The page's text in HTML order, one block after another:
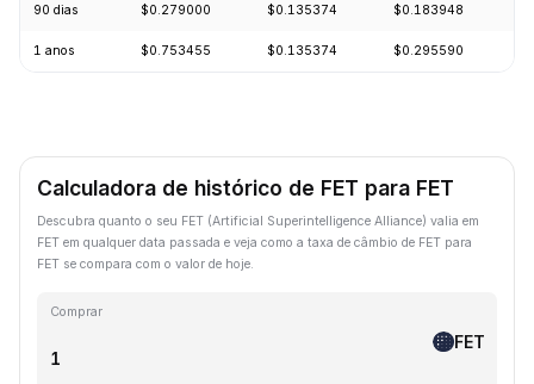
90 dias $0.279000 $0.135374 $0.183948
1 anos $0.753455 $0.135374 $0.295590
Calculadora de histórico de FET para FET
Descubra quanto o seu FET (Artificial Superintelligence Alliance) valia em
FET em qualquer data passada e veja como a taxa de câmbio de FET para
FET se compara com o valor de hoje.
Comprar
FET